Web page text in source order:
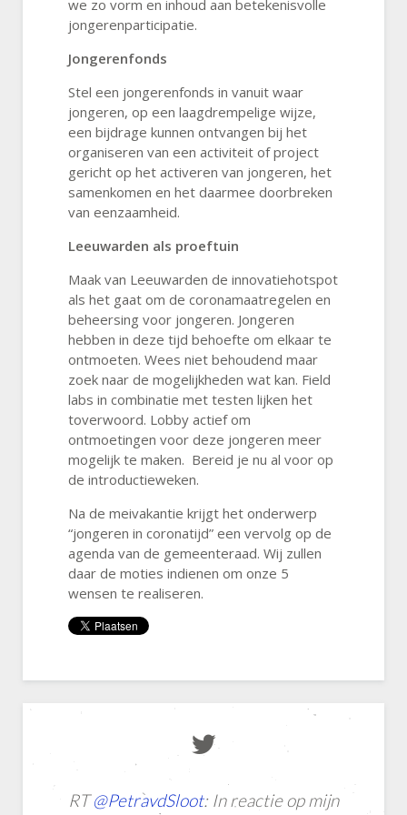
we zo vorm en inhoud aan betekenisvolle
jongerenparticipatie.
Jongerenfonds
Stel een jongerenfonds in vanuit waar
jongeren, op een laagdrempelige wijze,
een bijdrage kunnen ontvangen bij het
organiseren van een activiteit of project
gericht op het activeren van jongeren, het
samenkomen en het daarmee doorbreken
van eenzaamheid.
Leeuwarden als proeftuin
Maak van Leeuwarden de innovatiehotspot
als het gaat om de coronamaatregelen en
beheersing voor jongeren. Jongeren
hebben in deze tijd behoefte om elkaar te
ontmoeten. Wees niet behoudend maar
zoek naar de mogelijkheden wat kan. Field
labs in combinatie met testen lijken het
toverwoord. Lobby actief om
ontmoetingen voor deze jongeren meer
mogelijk te maken. Bereid je nu al voor op
de introductieweken.
Na de meivakantie krijgt het onderwerp
“jongeren in coronatijd” een vervolg op de
agenda van de gemeenteraad. Wij zullen
daar de moties indienen om onze 5
wensen te realiseren.
RT@PetravdSloot: In reactie op mijn
RT@geuluik: Op initiatief van
Mooi nieuws 📰❕Met de komst van Martijn
RT@VVDFryslan: Heb jij ons gespot
RT@aukjedevries: Op bezoek bij